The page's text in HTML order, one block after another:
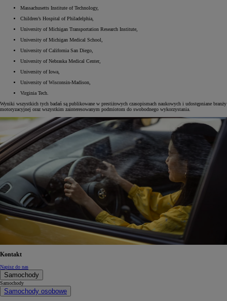
Massachusetts Institute of Technology,
Children’s Hospital of Philadelphia,
University of Michigan Transportation Research Institute,
University of Michigan Medical School,
University of California San Diego,
University of Nebraska Medical Center,
University of Iowa,
University of Wisconsin-Madison,
Virginia Tech.
Wyniki wszystkich tych badań są publikowane w prestiżowych czasopismach naukowych i udostępniane branży
motoryzacyjnej oraz wszystkim zainteresowanym podmiotom do swobodnego wykorzystania.
Kontakt
Napisz do nas
Samochody
Samochody
Samochody osobowe